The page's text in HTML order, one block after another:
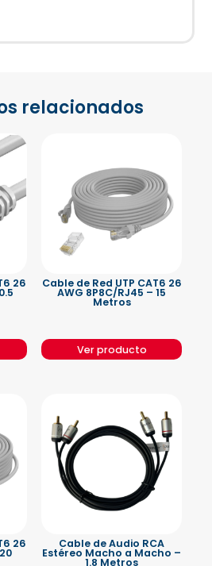
relacionados
26 Cable de Red UTP CAT6 26
AWG 8P8C/RJ45 – 15
Metros
Ver producto
26 Cable de Audio RCA
Estéreo Macho a Macho –
1.8 Metros